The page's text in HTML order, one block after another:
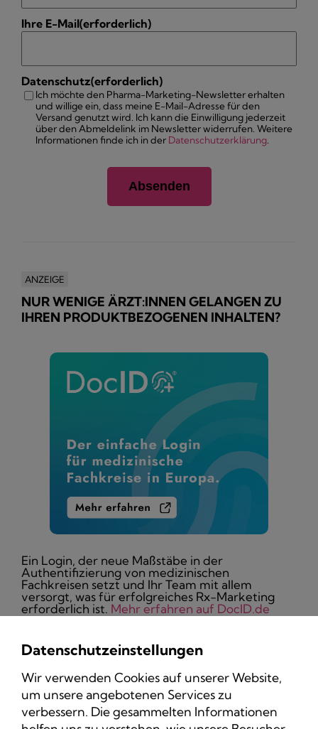
Ihre E-Mail(erforderlich)
Datenschutz(erforderlich)
Ich möchte den Pharma-Marketing-Newsletter erhalten
und willige ein, dass meine E-Mail-Adresse für den
Versand genutzt wird. Ich kann die Einwilligung jederzeit
über den Abmeldelink im Newsletter widerrufen. Weitere
Informationen finde ich in der Datenschutzerklärung
ANZEIGE
NUR WENIGE ÄRZT:INNEN GELANGEN ZU
IHREN PRODUKTBEZOGENEN INHALTEN?
Ein Login, der neue Maßstäbe in der
Authentifizierung von medizinischen
Fachkreisen setzt und Ihr Team mit allem
versorgt, was für erfolgreiches Rx-Marketing
erforderlich ist. Mehr erfahren auf DocID.de
Datenschutz
Impressum
Datenschutzeinstellungen
Wir verwenden Cookies auf unserer Website,
um unsere angebotenen Services zu
verbessern. Die gesammelten Informationen